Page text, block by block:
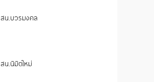
สน.บวรมงคล
สน.นิมิตใหม่